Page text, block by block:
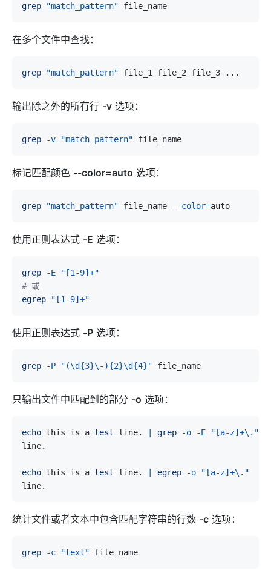
grep
"match_pattern"
在多个文件中查找：
grep "match_pattern" file_1 file_2 file_3 ..
输出除之外的所有行 -v 选项：
grep -v "match_pattern"
标记匹配颜色 --color=auto 选项：
grep "match_pattern" file_name --color=
使用正则表达式 -E 选项：
grep -E
"[1-9]+"
# 或
egrep
"[1-9]+"
使用正则表达式 -P 选项：
grep -P "(\d{3}\-){2}\d{4}"
只输出文件中匹配到的部分 -o 选项：
echo this is a test line. grep -o -E
"[a-z]+\."
echo this is a test line. egrep -o
"[a-z]+\."
统计文件或者文本中包含匹配字符串的行数 -c 选项：
grep -c "text"